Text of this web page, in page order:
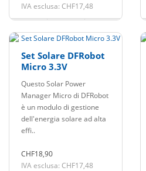
IVA esclusa: CHF17,48
Set Solare DFRobot
Micro 3.3V
Questo Solar Power
Manager Micro di DFRobot
è un modulo di gestione
dell'energia solare ad alta
effi..
CHF18,90
IVA esclusa: CHF17,48